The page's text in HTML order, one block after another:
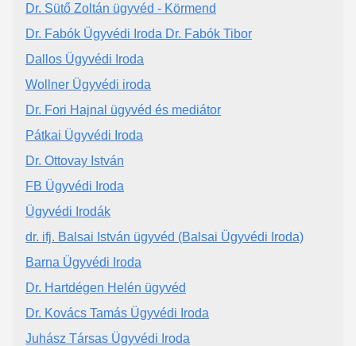
Dr. Sütő Zoltán ügyvéd - Körmend
Dr. Fabók Ügyvédi Iroda Dr. Fabók Tibor
Dallos Ügyvédi Iroda
Wollner Ügyvédi iroda
Dr. Fori Hajnal ügyvéd és mediátor
Pátkai Ügyvédi Iroda
Dr. Ottovay István
FB Ügyvédi Iroda
Ügyvédi Irodák
dr. ifj. Balsai István ügyvéd (Balsai Ügyvédi Iroda)
Barna Ügyvédi Iroda
Dr. Hartdégen Helén ügyvéd
Dr. Kovács Tamás Ügyvédi Iroda
Juhász Társas Ügyvédi Iroda